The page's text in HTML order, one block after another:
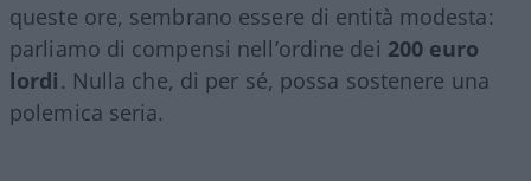
queste ore, sembrano essere di entità modesta:
parliamo di compensi nell’ordine dei 200 euro
lordi. Nulla che, di per sé, possa sostenere una
polemica seria.